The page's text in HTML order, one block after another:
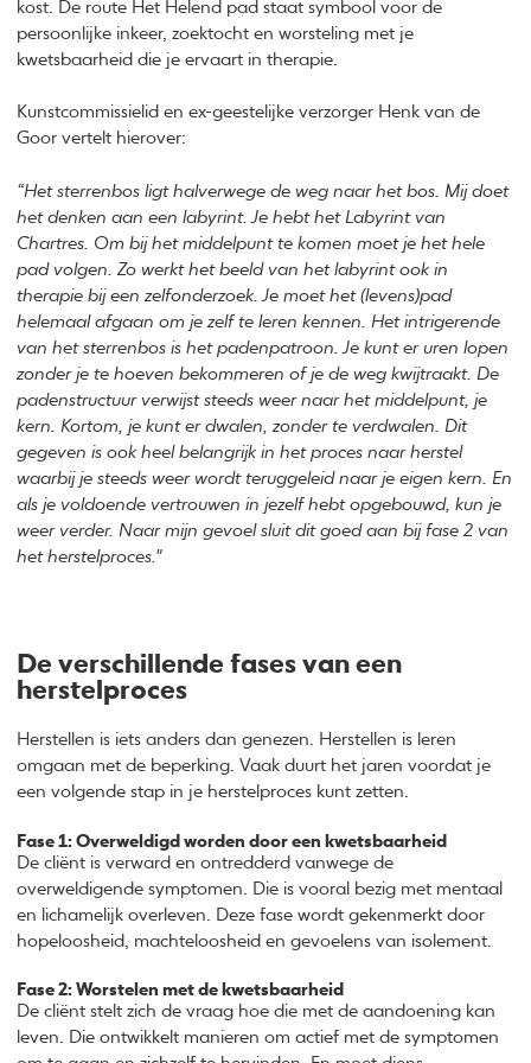
kost. De route Het Helend pad staat symbool voor de
persoonlijke inkeer, zoektocht en worsteling met je
kwetsbaarheid die je ervaart in therapie.
Kunstcommissielid en ex-geestelijke verzorger Henk van de
Goor vertelt hierover:
“Het sterrenbos ligt halverwege de weg naar het bos. Mij doet
het denken aan een labyrint. Je hebt het Labyrint van
Chartres. Om bij het middelpunt te komen moet je het hele
pad volgen. Zo werkt het beeld van het labyrint ook in
therapie bij een zelfonderzoek. Je moet het (levens)pad
helemaal afgaan om je zelf te leren kennen. Het intrigerende
van het sterrenbos is het padenpatroon. Je kunt er uren lopen
zonder je te hoeven bekommeren of je de weg kwijtraakt. De
padenstructuur verwijst steeds weer naar het middelpunt, je
kern. Kortom, je kunt er dwalen, zonder te verdwalen. Dit
gegeven is ook heel belangrijk in het proces naar herstel
waarbij je steeds weer wordt teruggeleid naar je eigen kern. En
als je voldoende vertrouwen in jezelf hebt opgebouwd, kun je
weer verder. Naar mijn gevoel sluit dit goed aan bij fase 2 van
het herstelproces."
De verschillende fases van een
herstelproces
Herstellen is iets anders dan genezen. Herstellen is leren
omgaan met de beperking. Vaak duurt het jaren voordat je
een volgende stap in je herstelproces kunt zetten.
Fase 1:Overweldigd worden door een kwetsbaarheid
De cliënt is verward en ontredderd vanwege de
overweldigende symptomen. Die is vooral bezig met mentaal
en lichamelijk overleven. Deze fase wordt gekenmerkt door
hopeloosheid, machteloosheid en gevoelens van isolement.
Fase 2:Worstelen met de kwetsbaarheid
De cliënt stelt zich de vraag hoe die met de aandoening kan
leven. Die ontwikkelt manieren om actief met de symptomen